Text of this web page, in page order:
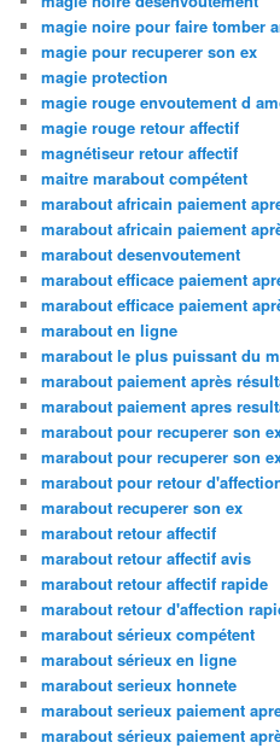
magie noire pour faire tomber
magie pour recuperer son ex
magie protection
magie rouge envoutement d
magie rouge retour affectif
magnétiseur retour affectif
maitre marabout compétent
marabout africain paiement
marabout africain paiement
marabout desenvoutement
marabout efficace paiement
marabout efficace paiement
marabout en ligne
marabout le plus puissant du
marabout paiement après
marabout paiement apres
marabout pour recuperer son
marabout pour recuperer son
marabout pour retour
marabout recuperer son ex
marabout retour affectif
marabout retour affectif avis
marabout retour affectif rapide
marabout retour d'affection
marabout sérieux compétent
marabout sérieux en ligne
marabout serieux honnete
marabout serieux paiement
marabout sérieux paiement